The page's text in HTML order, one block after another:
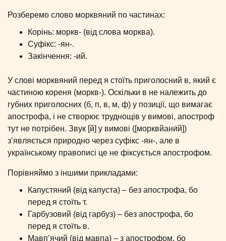
Розберемо слово морквяний по частинах:
Корінь: моркв- (від слова морква).
Суфікс: -ян-.
Закінчення: -ий.
У слові морквяний перед я стоїть приголосний в, який є
частиною кореня (моркв-). Оскільки в не належить до
губних приголосних (б, п, в, м, ф) у позиції, що вимагає
апострофа, і не створює труднощів у вимові, апостроф
тут не потрібен. Звук [й] у вимові ([морквйани́й])
з’являється природно через суфікс -ян-, але в
українському правописі це не фіксується апострофом.
Порівняймо з іншими прикладами:
Капустяний (від капуста) – без апострофа, бо
перед я стоїть т.
Гарбузовий (від гарбуз) – без апострофа, бо
перед я стоїть в.
Мавп’ячий (від мавпа) – з апострофом, бо